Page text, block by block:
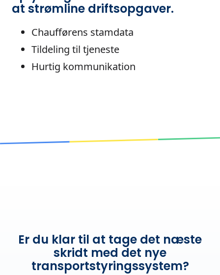
at strømline driftsopgaver.
Chaufførens stamdata
Tildeling til tjeneste
Hurtig kommunikation
Er du klar til at tage det næste
skridt med det nye
transportstyringssystem?